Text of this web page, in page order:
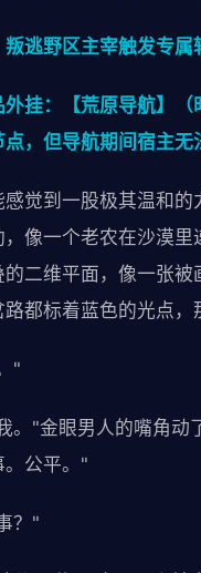
叛逃野区主宰触发专属
外挂：【荒原导航】
，但导航期间宿主无
感觉到一股极其温和
，像一个老农在沙漠
的二维平面，像一张
都标着蓝色的光点，
"
。"金眼男人的嘴角动
。公平。"
？"